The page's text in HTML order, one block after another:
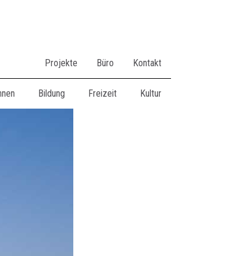
Projekte Büro Kontakt
Bildung Freizeit Kultur